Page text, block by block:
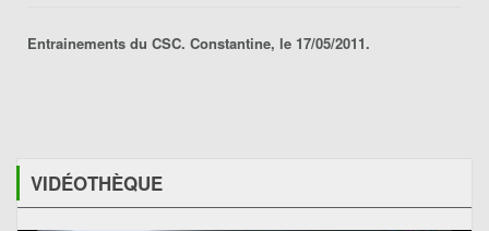
Entrainements du CSC. Constantine, le 17/05/2011.
VIDÉOTHÈQUE